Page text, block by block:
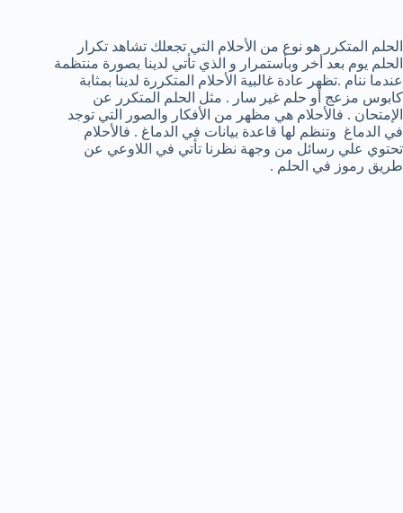
الحلم المتكرر هو نوع من الأحلام التي تجعلك تشاهد تكرار
الحلم يوم بعد أخر وبأستمرار و الذي تأتي لدينا بصورة منتظمة
عندما ننام .تظهر عادة غالبية الأحلام المتكررة لدينا بمثابة
كابوس مزعج أو حلم غير سار . مثل الحلم المتكرر عن
الإمتحان . فالأحلام هي مظهر من الأفكار والصور التي توجد
في الدماغ وتنظم لها قاعدة بيانات في الدماغ . فالأحلام
تحتوي علي رسائل من وجهة نظرنا تأتي في اللاوعي عن
طريق رموز في الحلم .